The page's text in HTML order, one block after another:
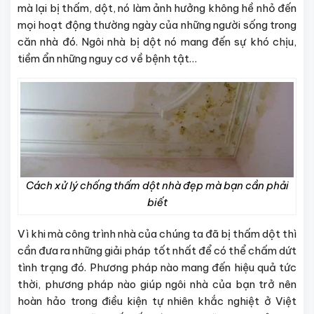
mà lại bị thấm, dột, nó làm ảnh hưởng không hề nhỏ đến
mọi hoạt động thường ngày của những người sống trong
căn nhà đó. Ngôi nhà bị dột nó mang đến sự khó chịu,
tiềm ẩn những nguy cơ về bệnh tật…
Cách xử lý chống thấm dột nhà đẹp mà bạn cần phải
biết
Vì khi mà công trình nhà của chúng ta đã bị thấm dột thì
cần đưa ra những giải pháp tốt nhất để có thể chấm dứt
tình trạng đó. Phương pháp nào mang đến hiệu quả tức
thời, phương pháp nào giúp ngôi nhà của bạn trở nên
hoàn hảo trong điều kiện tự nhiên khắc nghiệt ở Việt